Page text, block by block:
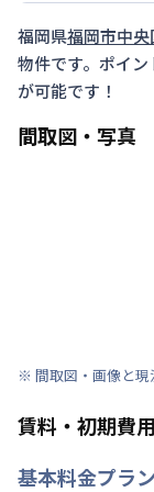
福岡県福岡市中央
物件です。ポイ
が可能です！
間取図・写真
※ 間取図・画像と現
賃料・初期費用
基本料金プラン